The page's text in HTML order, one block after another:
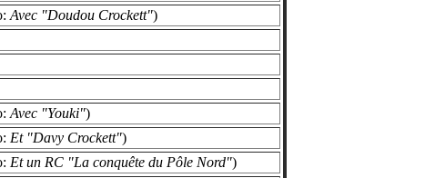
Avec "Doudou Crockett")
Avec "Youki")
Et "Davy Crockett")
Et un RC "La conquête du Pôle Nord")